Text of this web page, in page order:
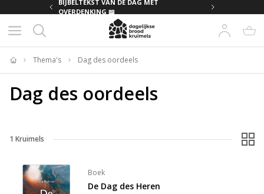
BIJBELTEKST VAN DE DAG MET
OVERDENKING 📖
Home
Thema's Dag des oordeels
Dag des oordeels
1 Kruimels
Boek
De Dag des Heren